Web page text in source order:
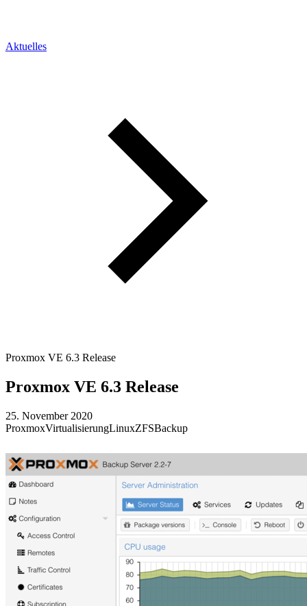
Aktuelles
Proxmox VE 6.3 Release
Proxmox VE 6.3 Release
25. November 2020
ProxmoxVirtualisierungLinuxZFSBackup